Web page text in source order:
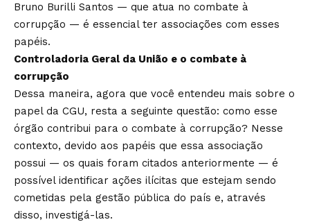
Bruno Burilli Santos — que atua no combate à
corrupção — é essencial ter associações com esses
papéis.
Controladoria Geral da União e o combate à
corrupção
Dessa maneira, agora que você entendeu mais sobre o
papel da CGU, resta a seguinte questão: como esse
órgão contribui para o combate à corrupção? Nesse
contexto, devido aos papéis que essa associação
possui — os quais foram citados anteriormente — é
possível identificar ações ilícitas que estejam sendo
cometidas pela gestão pública do país e, através
disso, investigá-las.